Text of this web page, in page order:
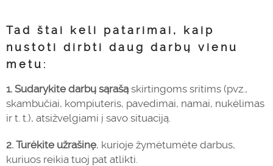
Tad štai keli patarimai, kaip
nustoti dirbti daug darbų vienu
metu:
1. Sudarykite darbų sąrašąskirtingoms sritims (pvz.,
skambučiai, kompiuteris, pavedimai, namai, nukėlimas
ir t. t.), atsižvelgiami į savo situaciją.
2. Turėkite užrašinę, kurioje žymėtumėte darbus,
kuriuos reikia tuoj pat atlikti.